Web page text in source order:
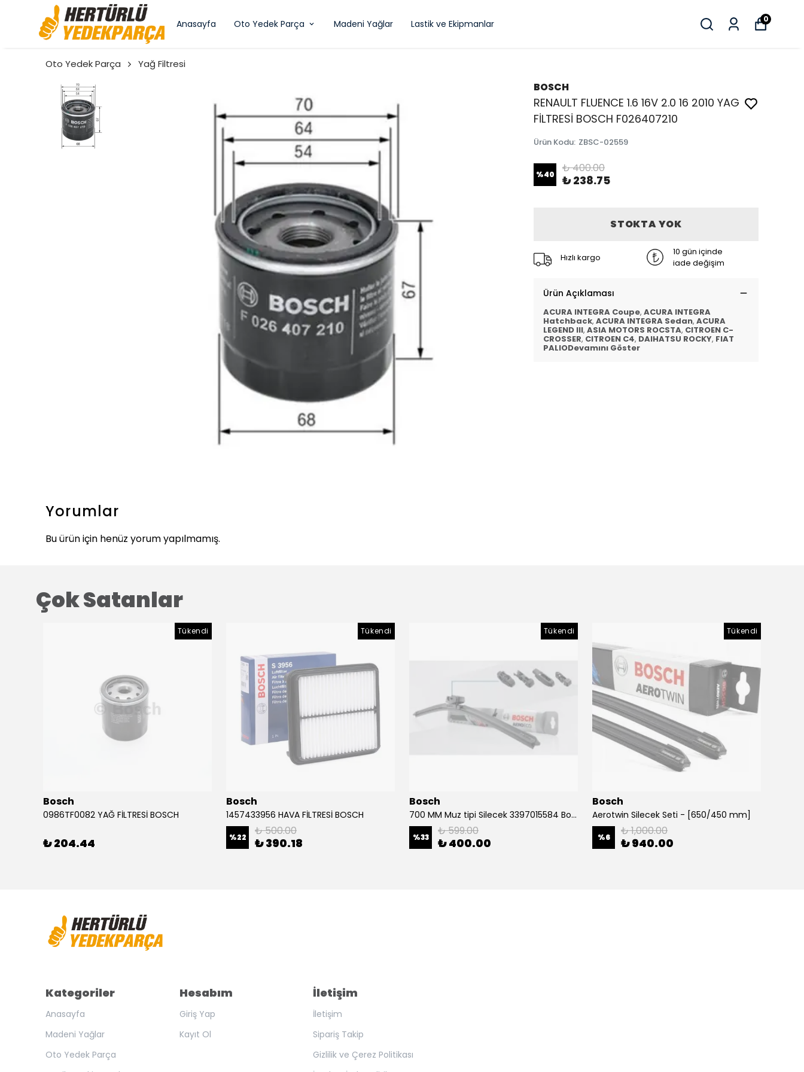
Anasayfa Oto Yedek Parça Madeni Yağlar Lastik ve Ekipmanlar 0
Oto Yedek Parça Yağ Filtresi
BOSCH
RENAULT FLUENCE 1.6 16V 2.0 16 2010 YAG
FİLTRESİ BOSCH F026407210
Ürün Kodu: ZBSC-02559
%40 ₺ 400.00
₺ 238.75
STOKTA YOK
Hızlı kargo
10 gün içinde
iade değişim
Ürün Açıklaması
ACURA INTEGRA Coupe, ACURA INTEGRA
Hatchback, ACURA INTEGRA Sedan, ACURA
LEGEND III, ASIA MOTORS ROCSTA, CITROEN C-
CROSSER, CITROEN C4, DAIHATSU ROCKY, FIAT
PALIODevamını Göster
Yorumlar
Bu ürün için henüz yorum yapılmamış.
Çok Satanlar
Tükendi
Bosch
0986TF0082 YAĞ FİLTRESİ BOSCH
₺ 204.44
Tükendi
Bosch
1457433956 HAVA FİLTRESİ BOSCH
%22 ₺ 500.00
₺ 390.18
Tükendi
Bosch
700 MM Muz tipi Silecek 3397015584 Bosch
%33 ₺ 599.00
₺ 400.00
Tükendi
Bosch
Aerotwin Silecek Seti - [650/450 mm]
%6 ₺ 1,000.00
₺ 940.00
Kategoriler
Anasayfa
Madeni Yağlar
Oto Yedek Parça
Hesabım
Giriş Yap
Kayıt Ol
İletişim
İletişim
Sipariş Takip
Gizlilik ve Çerez Politikası